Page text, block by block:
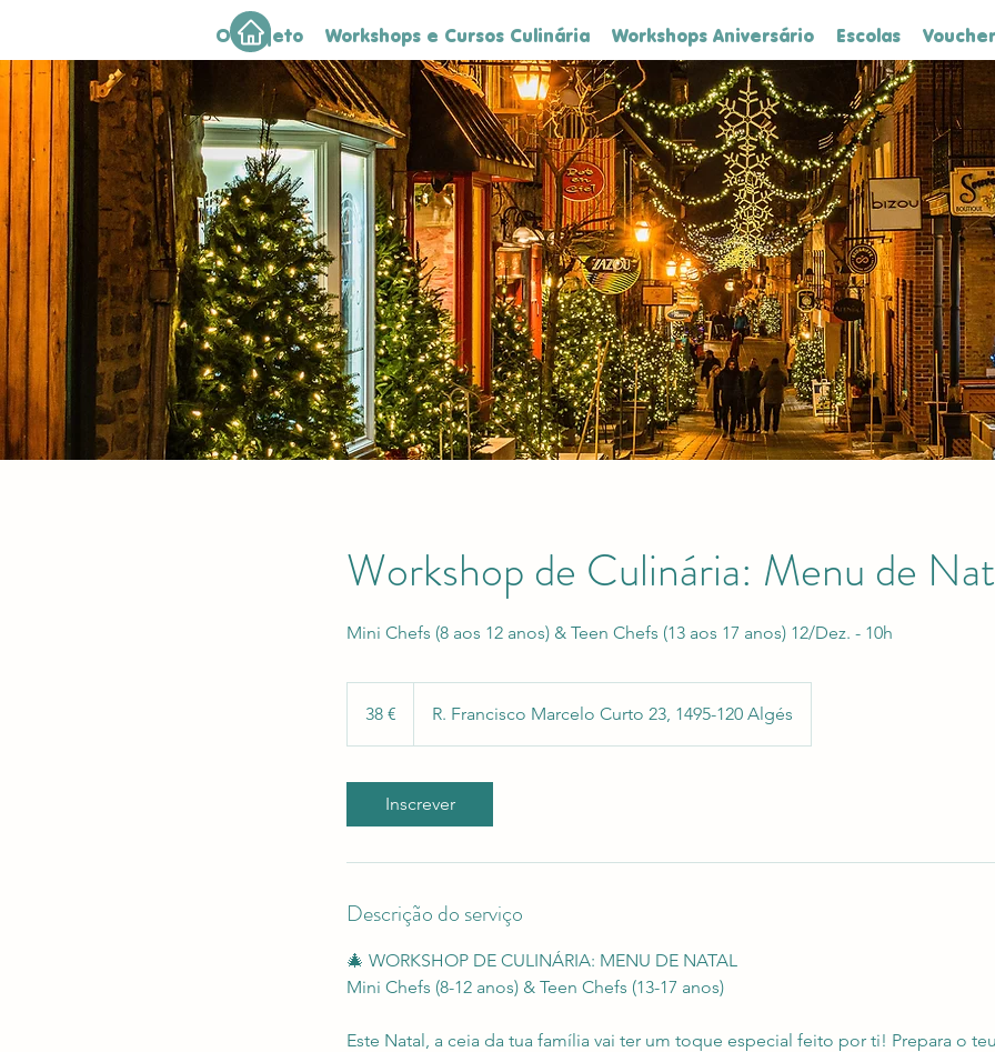
O Projeto Workshops e Cursos Culinária Workshops Aniversário Escolas
Workshop de Culinária: Menu de
Mini Chefs (8 aos 12 anos) & Teen Chefs (13 aos 17 anos) 12/Dez. - 10h
38 € R. Francisco Marcelo Curto 23, 1495-120 Algés
Inscrever
Descrição do serviço
🎄 WORKSHOP DE CULINÁRIA: MENU DE NATAL
Mini Chefs (8-12 anos) & Teen Chefs (13-17 anos)
Este Natal, a ceia da tua família vai ter um toque especial feito por ti! Prepara o